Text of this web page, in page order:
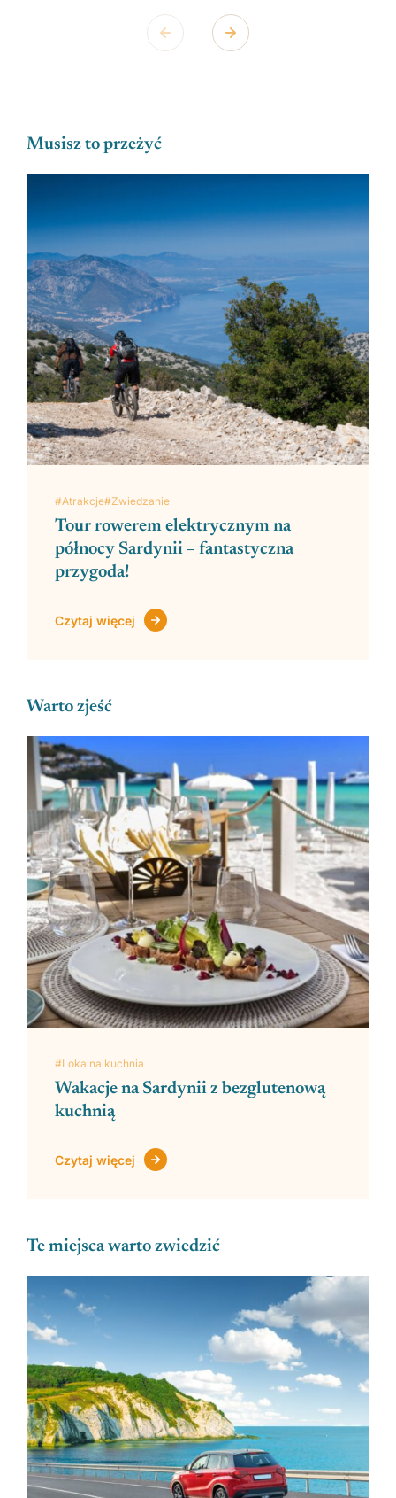
Musisz to przeżyć
#Atrakcje#Zwiedzanie
Tour rowerem elektrycznym na
północy Sardynii – fantastyczna
przygoda!
Czytaj więcej
Warto zjeść
#Lokalna kuchnia
Wakacje na Sardynii z bezglutenową
kuchnią
Czytaj więcej
Te miejsca warto zwiedzić
Zobacz regiony